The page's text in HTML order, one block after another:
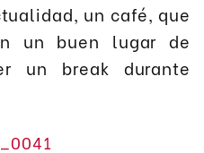
un café, que
un buen lugar de
un break durante